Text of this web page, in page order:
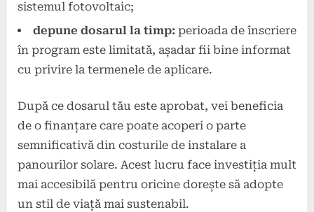
sistemul fotovoltaic;
depune dosarul la timp: perioada de înscriere
în program este limitată, așadar fii bine informat
cu privire la termenele de aplicare.
După ce dosarul tău este aprobat, vei beneficia
de o finanțare care poate acoperi o parte
semnificativă din costurile de instalare a
panourilor solare. Acest lucru face investiția mult
mai accesibilă pentru oricine dorește să adopte
un stil de viață mai sustenabil.